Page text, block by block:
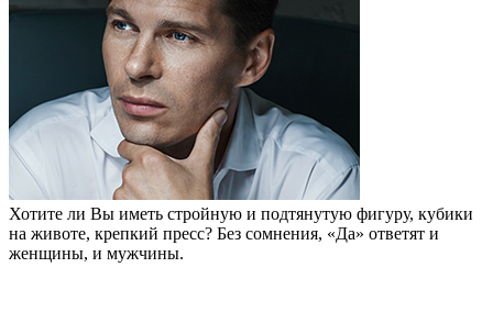
Хотите ли Вы иметь стройную и подтянутую фигуру, кубики
на животе, крепкий пресс? Без сомнения, «Да» ответят и
женщины, и мужчины.